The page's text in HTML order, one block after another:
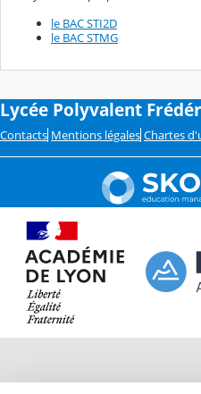
le BAC STI2D
le BAC STMG
Lycée Polyvalent
Contacts Mentions légales Chartes